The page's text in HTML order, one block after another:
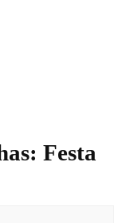
Festa